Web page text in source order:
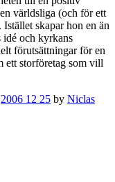
världsliga (och för ett
skapar hon en än
idé och kyrkans
förutsättningar för en
ett storföretag som vill
2006 12 25 by Niclas